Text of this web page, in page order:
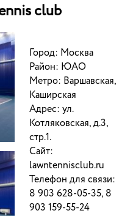
club
Город: Москва
Район: ЮАО
Метро: Варшавская,
Каширская
Адрес: ул.
Котляковская, д.3,
стр.1.
Сайт:
lawntennisclub.ru
Телефон для связи:
8 903 628-05-35, 8
903 159-55-24